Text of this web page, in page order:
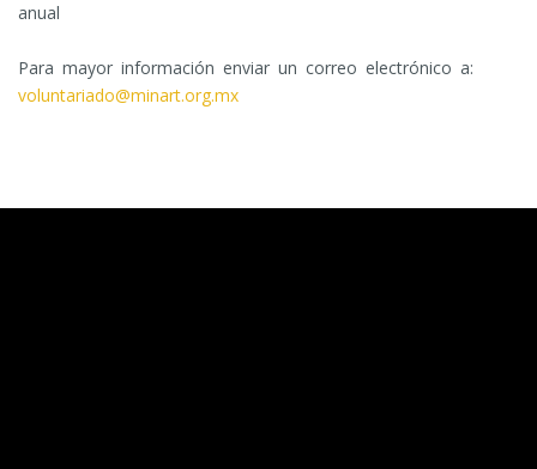
anual
Para mayor información enviar un correo electrónico a:
voluntariado@minart.org.mx